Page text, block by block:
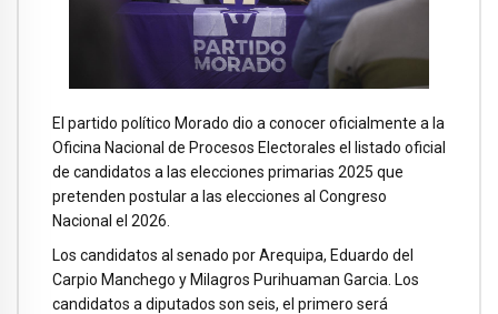
El partido político Morado dio a conocer oficialmente a la
Oficina Nacional de Procesos Electorales el listado oficial
de candidatos a las elecciones primarias 2025 que
pretenden postular a las elecciones al Congreso
Nacional el 2026.
Los candidatos al senado por Arequipa, Eduardo del
Carpio Manchego y Milagros Purihuaman Garcia. Los
candidatos a diputados son seis, el primero será